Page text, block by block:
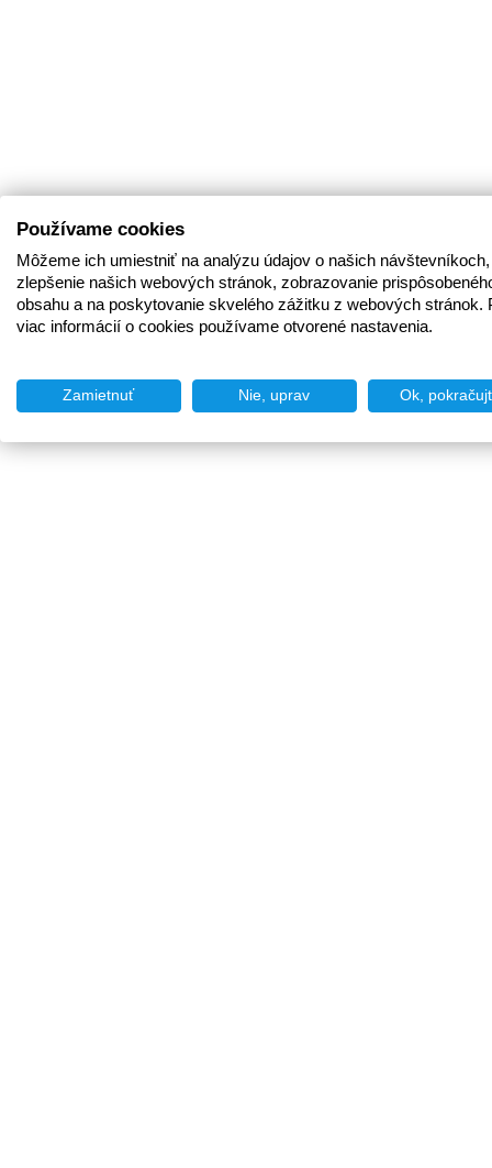
Používame cookies
Môžeme ich umiestniť na analýzu údajov o našich
zlepšenie našich webových stránok, zobrazovanie
obsahu a na poskytovanie skvelého zážitku z webových stránok.
viac informácií o cookies používame otvorené nastavenia.
Zamietnuť Nie, uprav Ok,